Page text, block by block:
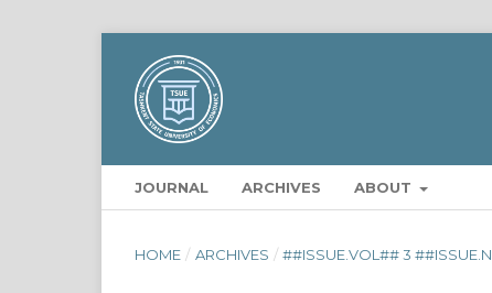
JOURNAL ARCHIVES ABOUT
HOME / ARCHIVES / ##ISSUE.VOL## 3